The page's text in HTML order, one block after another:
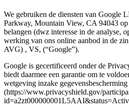
We gebruiken de diensten van Google
Parkway, Mountain View, CA 94043 op
belangen (dwz interesse in de analyse,
werking van ons online aanbod in de
AVG) , VS, (“Google”).
Google is gecertificeerd onder de
biedt daarmee een garantie om te
wetgeving inzake gegevensbescherming
(https://www.privacyshield.gov/